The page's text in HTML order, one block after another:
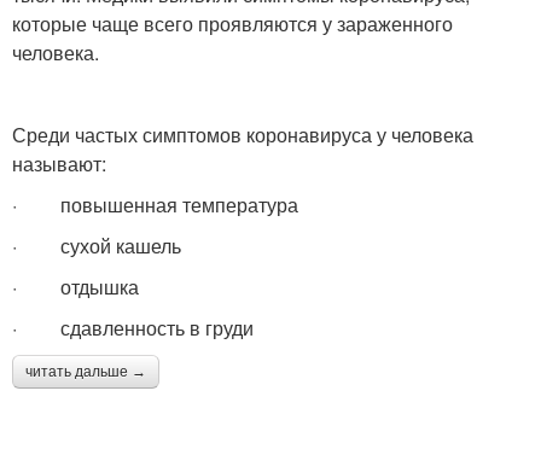
которые чаще всего проявляются у зараженного
человека.
Среди частых симптомов коронавируса у человека
называют:
· повышенная температура
· сухой кашель
· отдышка
· сдавленность в груди
читать дальше →